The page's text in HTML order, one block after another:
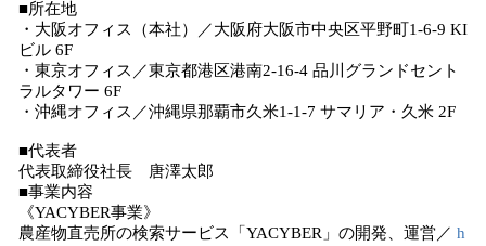
■所在地
・大阪オフィス（本社）／大阪府大阪市中央区平野町1-6-9 KI
ビル 6F
・東京オフィス／東京都港区港南2-16-4 品川グランドセント
ラルタワー 6F
・沖縄オフィス／沖縄県那覇市久米1-1-7 サマリア・久米 2F
■代表者
代表取締役社長 唐澤太郎
■事業内容
《YACYBER事業》
農産物直売所の検索サービス「YACYBER」の開発、運営／ h